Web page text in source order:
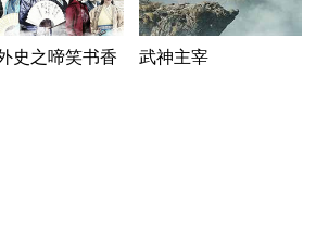
史之啼笑书香 武神主宰